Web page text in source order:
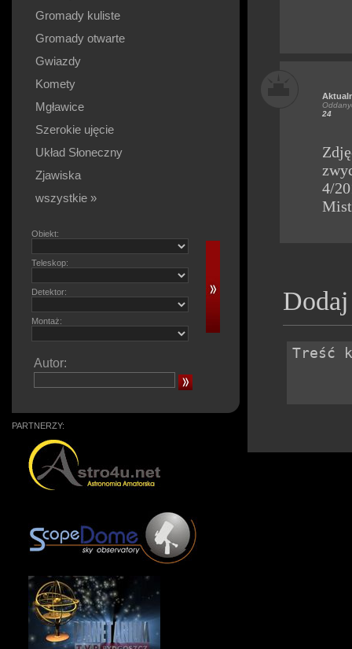
Gromady kuliste
Gromady otwarte
Gwiazdy
Komety
Mgławice
Szerokie ujęcie
Układ Słoneczny
Zjawiska
wszystkie »
Obiekt:
Teleskop:
Detektor:
Montaż:
Autor:
PARTNERZY:
24
4/